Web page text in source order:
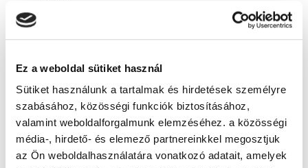
Ez a weboldal sütiket használ
Sütiket használunk a tartalmak és hirdetések személyre
szabásához, közösségi funkciók biztosításához,
valamint weboldalforgalmunk elemzéséhez. a közösségi
média-, hirdető- és elemező partnereinkkel megosztjuk
az Ön weboldalhasználatára vonatkozó adatait, amelyek
naponta?
Milyen gyakran étkezzünk?
Anyagcsere – energiabevitel – Számít
egyáltalán a kalória?
Érdemes számolni a kalóriákat?
Egészséges lehet a böjt?
Működnek a különböző étrendek?
Biztonságosak?